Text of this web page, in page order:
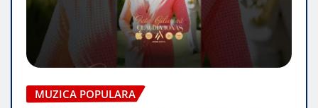
MUZICA POPULARA